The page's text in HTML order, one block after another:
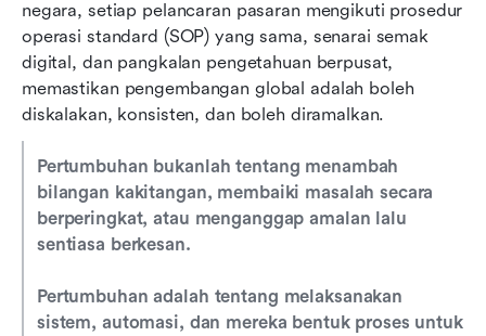
negara, setiap pelancaran pasaran mengikuti prosedur
operasi standard (SOP) yang sama, senarai semak
digital, dan pangkalan pengetahuan berpusat,
memastikan pengembangan global adalah boleh
diskalakan, konsisten, dan boleh diramalkan.
Pertumbuhan bukanlah tentang menambah
bilangan kakitangan, membaiki masalah secara
berperingkat, atau menganggap amalan lalu
sentiasa berkesan.
Pertumbuhan adalah tentang melaksanakan
sistem, automasi, dan mereka bentuk proses untuk